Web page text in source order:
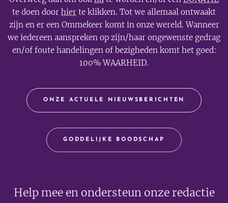
te doen door hier te klikken. Tot we allemaal ontwaakt
zijn en er een Ommekeer komt in onze wereld. Wanneer
we iedereen aanspreken op zijn/haar ongewenste gedrag
en/of foute handelingen of bezigheden komt het goed:
100% WAARHEID.
ONZE ACTUELE NIEUWSBERICHTEN
GODDELIJKE BOODSCHAP
Help mee en ondersteun onze redactie